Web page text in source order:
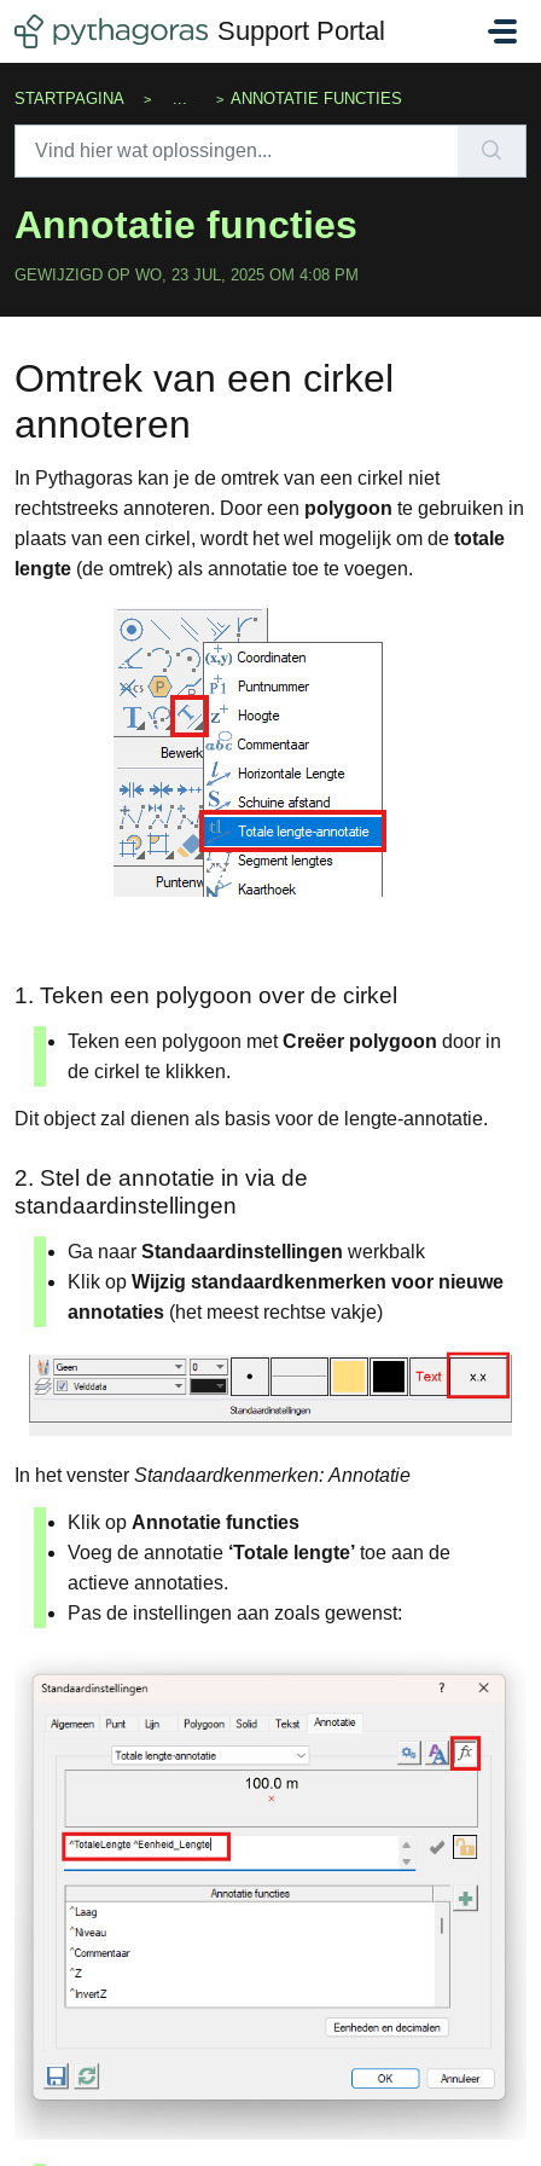
Doorgaan naar hoofdinhoud
Support Portal
STARTPAGINA ... ANNOTATIE FUNCTIES
Annotatie functies
GEWIJZIGD OP WO, 23 JUL, 2025 OM 4:08 PM
Omtrek van een cirkel
annoteren
In Pythagoras kan je de omtrek van een cirkel niet
rechtstreeks annoteren. Door een polygoon te gebruiken in
plaats van een cirkel, wordt het wel mogelijk om de totale
lengte (de omtrek) als annotatie toe te voegen.
1. Teken een polygoon over de cirkel
Teken een polygoon metCreëer polygoon door in
de cirkel te klikken.
Dit object zal dienen als basis voor de lengte-annotatie.
2. Stel de annotatie in via de
standaardinstellingen
Ga naar Standaardinstellingen werkbalk
Klik op Wijzig standaardkenmerken voor nieuwe
annotaties (het meest rechtse vakje)
In het venster Standaardkenmerken: Annotatie
Klik op Annotatie functies
Voeg de annotatie ‘Totale lengte’ toe aan de
actieve annotaties.
Pas de instellingen aan zoals gewenst: